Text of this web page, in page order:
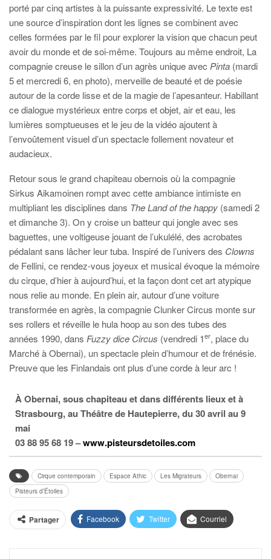
porté par cinq artistes à la puissante expressivité. Le texte est
une source d’inspiration dont les lignes se combinent avec
celles formées par le fil pour explorer la vision que chacun peut
avoir du monde et de soi-même. Toujours au même endroit, La
compagnie creuse le sillon d’un agrès unique avec Pinta (mardi
5 et mercredi 6, en photo), merveille de beauté et de poésie
autour de la corde lisse et de la magie de l’apesanteur. Habillant
ce dialogue mystérieux entre corps et objet, air et eau, les
lumières somptueuses et le jeu de la vidéo ajoutent à
l’envoûtement visuel d’un spectacle follement novateur et
audacieux.
Retour sous le grand chapiteau obernois où la compagnie
Sirkus Aikamoinen rompt avec cette ambiance intimiste en
multipliant les disciplines dans The Land of the happy (samedi 2
et dimanche 3). On y croise un batteur qui jongle avec ses
baguettes, une voltigeuse jouant de l’ukulélé, des acrobates
pédalant sans lâcher leur tuba. Inspiré de l’univers des Clowns
de Fellini, ce rendez-vous joyeux et musical évoque la mémoire
du cirque, d’hier à aujourd’hui, et la façon dont cet art atypique
nous relie au monde. En plein air, autour d’une voiture
transformée en agrès, la compagnie Clunker Circus monte sur
ses rollers et réveille le hula hoop au son des tubes des
années 1990, dans Fuzzy dice Circus (vendredi 1er, place du
Marché à Obernai), un spectacle plein d’humour et de frénésie.
Preuve que les Finlandais ont plus d’une corde à leur arc !
À Obernai, sous chapiteau et dans différents lieux et à
Strasbourg, au Théâtre de Hautepierre, du 30 avril au 9
mai
03 88 95 68 19 –www.pisteursdetoiles.com
Cirque contemporain Espace Athic Les Migrateurs
Obernai
Pisteurs d’Étoiles
Partager Facebook Twitter Courriel